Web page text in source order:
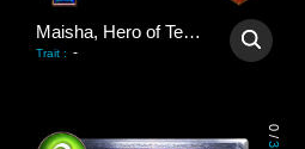
Maisha, Hero of Tenacity
Trait : -
0
/
3